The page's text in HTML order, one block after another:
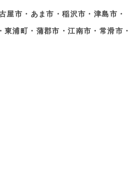
屋市・あま市・稲沢市・津島市・
浦町・蒲郡市・江南市・常滑市・